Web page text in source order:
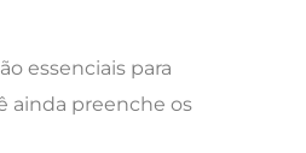
essenciais para
ainda preenche os